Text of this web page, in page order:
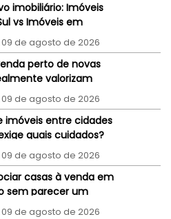
imobiliário: Imóveis
vs Imóveis em
(interior x capital)
de agosto de 2026
perto de novas
valorizam
de agosto de 2026
imóveis entre cidades
quais cuidados?
de agosto de 2026
casas à venda em
sem parecer um
de agosto de 2026